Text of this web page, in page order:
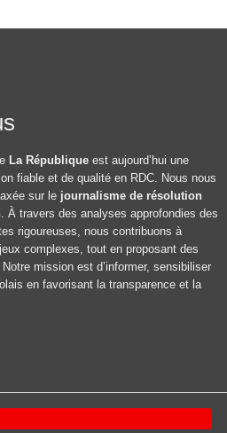
La République est aujourd’hui une
fiable et de qualité en RDC. Nous nous
sur le journalisme de résolution
. À travers des analyses approfondies des
rigoureuses, nous contribuons à
complexes, tout en proposant des
mission est d’informer, sensibiliser
en favorisant la transparence et la